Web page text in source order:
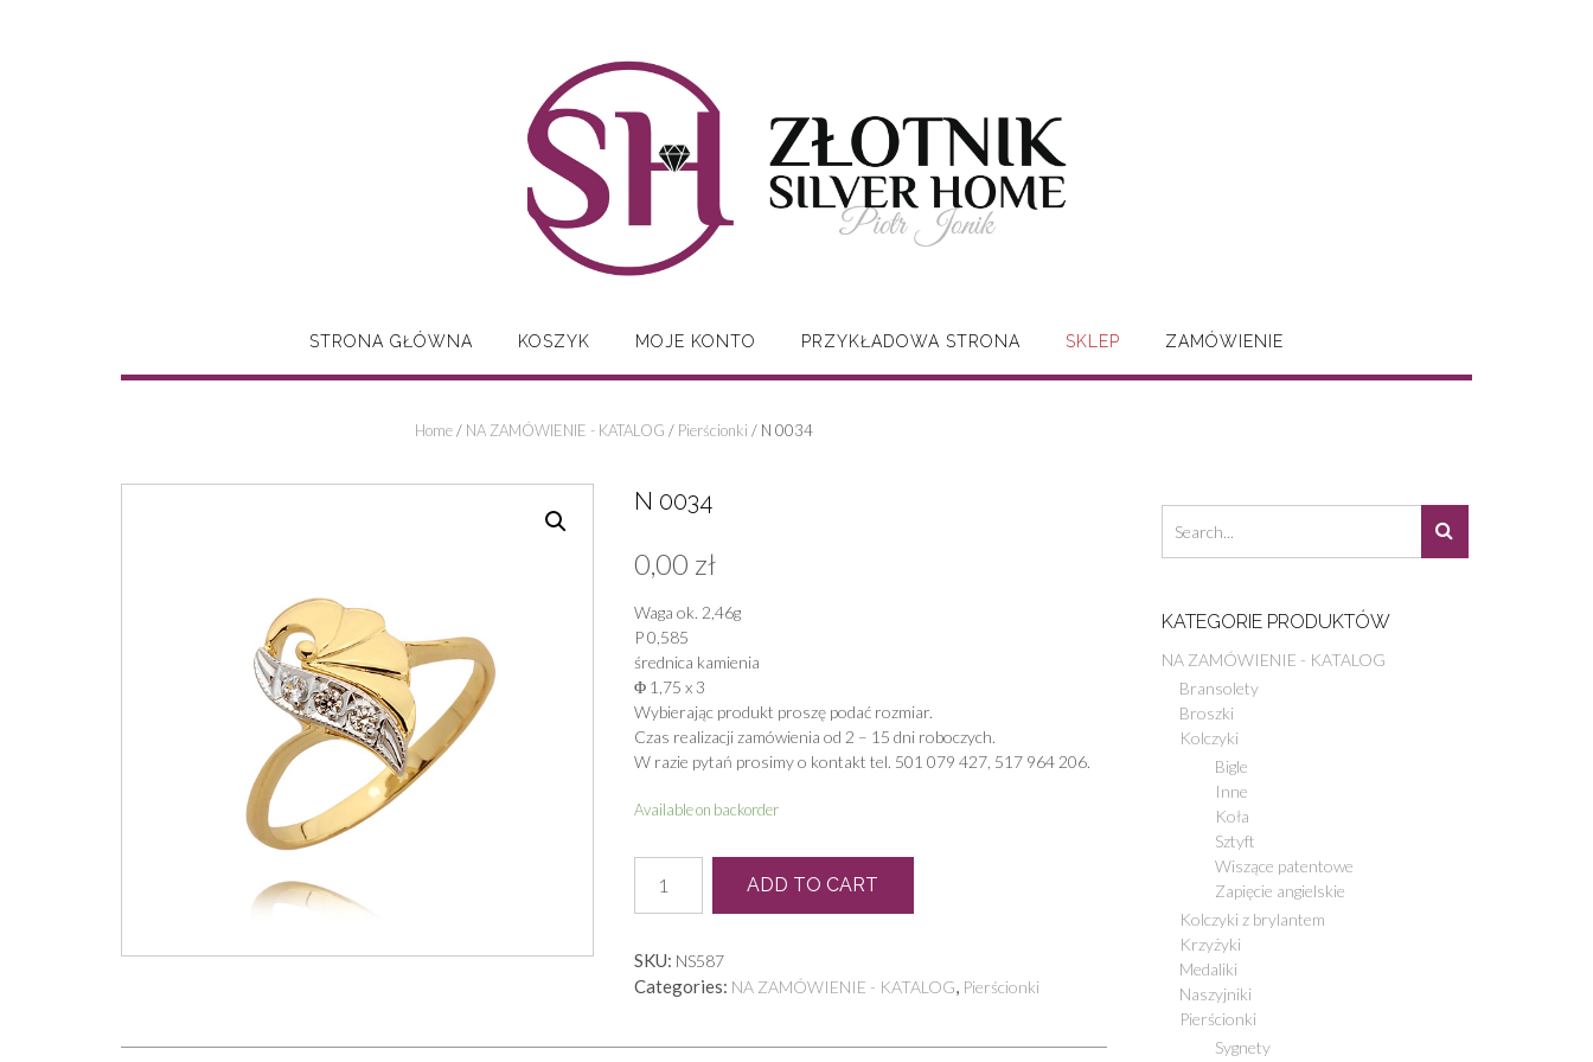
STRONA GŁÓWNA KOSZYK MOJE KONTO PRZYKŁADOWA STRONA SKLEP ZAMÓWIENIE
Home/ NA ZAMÓWIENIE - KATALOG / Pierścionki / N 0034
N 0034
0,00 zł
Waga ok. 2,46g
P 0,585
średnica kamienia
Φ 1,75 x 3
Wybierając produkt proszę podać rozmiar.
Czas realizacji zamówienia od 2 – 15 dni roboczych.
W razie pytań prosimy o kontakt tel. 501 079 427, 517 964 206.
Available on backorder
0034
quantity
ADD TO CART
SKU: NS587
Categories: NA ZAMÓWIENIE - KATALOG Pierścionki
KATEGORIE PRODUKTÓW
NA ZAMÓWIENIE - KATALOG
Bransolety
Broszki
Kolczyki
Bigle
Inne
Koła
Sztyft
Wiszące patentowe
Zapięcie angielskie
Kolczyki z brylantem
Krzyżyki
Medaliki
Naszyjniki
Pierścionki
Sygnety